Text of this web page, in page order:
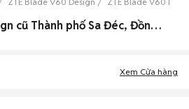
0 Zte Blade V60 Design cũ Thành phố Sa Đéc, Đồng Tháp đẹp
Xem Cửa hàng